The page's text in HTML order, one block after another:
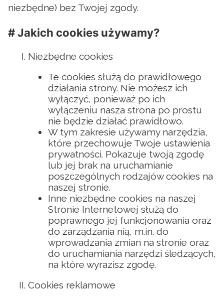
niezbędne) bez Twojej zgody.
# Jakich cookies używamy?
Niezbędne cookies
Te cookies służą do prawidłowego
działania strony. Nie możesz ich
wyłączyć, ponieważ po ich
wyłączeniu nasza strona po prostu
nie będzie działać prawidłowo.
W tym zakresie używamy narzędzia,
które przechowuje Twoje ustawienia
prywatności. Pokazuje twoją zgodę
lub jej brak na uruchamianie
poszczególnych rodzajów cookies na
naszej stronie.
Inne niezbędne cookies na naszej
Stronie Internetowej służą do
poprawnego jej funkcjonowania oraz
do zarządzania nią, m.in. do
wprowadzania zmian na stronie oraz
do uruchamiania narzędzi śledzących,
na które wyrazisz zgodę.
Cookies reklamowe